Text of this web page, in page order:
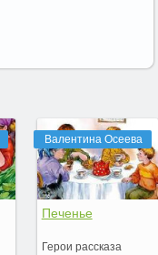
Валентина Осеева
Печенье
Герои рассказа